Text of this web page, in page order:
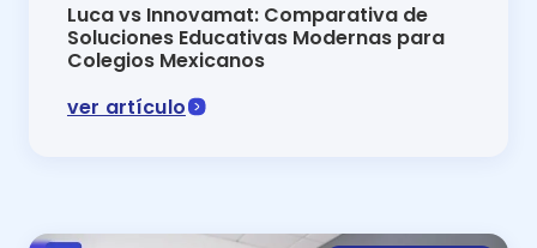
Luca vs Innovamat: Comparativa de
Soluciones Educativas Modernas para
Colegios Mexicanos
ver artículo